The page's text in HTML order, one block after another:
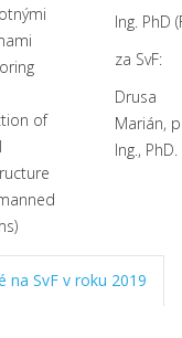
of
Ing. PhD
za SvF:
Drusa
Marián,
Ing., PhD.
na SvF v roku 2019